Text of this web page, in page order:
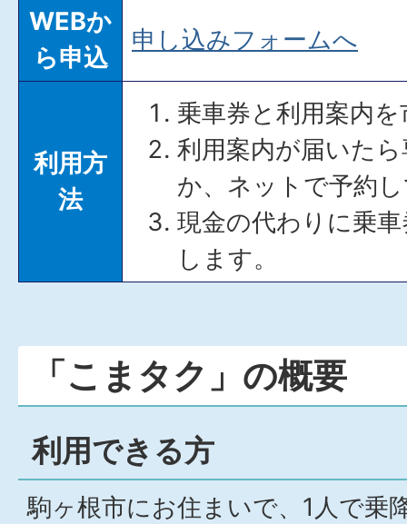
WEBか
ら申込
申し込みフォームへ
利用方
法
乗車券と利用案内
利用案内が届いた
か、ネットで予約
現金の代わりに乗
します。
「こまタク」の概要
利用できる方
駒ヶ根市にお住まいで、1人で乗